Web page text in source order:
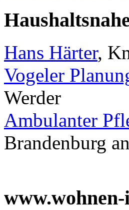
Hans Härter,
Vogeler
Werder
Ambulanter
Brandenburg